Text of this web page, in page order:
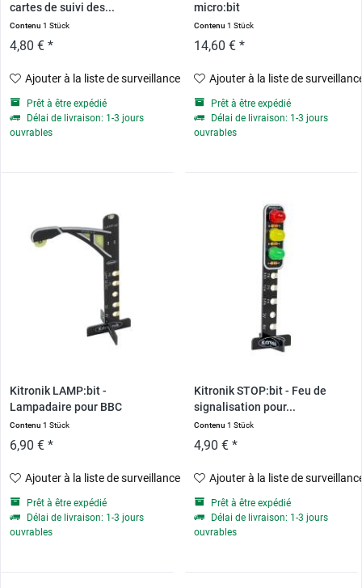
cartes de suivi des...
Contenu1 Stück
4,80 € *
Ajouter à la liste de surveillance
Prêt à être expédié
Délai de livraison: 1-3 jours
ouvrables
micro:bit
Contenu 1 Stück
14,60 € *
Ajouter à la liste de
Prêt à être expédié
Délai de livraison: 1-3 jours
ouvrables
Kitronik LAMP:bit -
Lampadaire pour BBC
micro:bit
Contenu1 Stück
6,90 € *
Ajouter à la liste de surveillance
Prêt à être expédié
Délai de livraison: 1-3 jours
ouvrables
Kitronik STOP:bit - Feu de
signalisation pour...
Contenu 1 Stück
4,90 € *
Ajouter à la liste de
Prêt à être expédié
Délai de livraison: 1-3 jours
ouvrables